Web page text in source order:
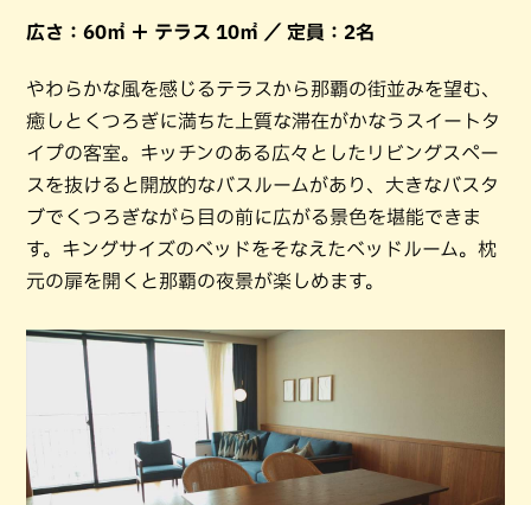
広さ：60㎡ ＋ テラス 10㎡ ／ 定員：2名
やわらかな風を感じるテラスから那覇の街並みを望む、
癒しとくつろぎに満ちた上質な滞在がかなうスイートタ
イプの客室。キッチンのある広々としたリビングスペー
スを抜けると開放的なバスルームがあり、大きなバスタ
ブでくつろぎながら目の前に広がる景色を堪能できま
す。キングサイズのベッドをそなえたベッドルーム。枕
元の扉を開くと那覇の夜景が楽しめます。